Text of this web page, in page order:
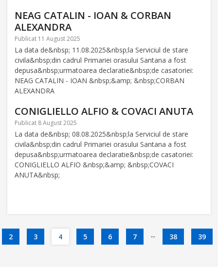
NEAG CATALIN - IOAN & CORBAN
ALEXANDRA
Publicat 11 August 2025
La data de&nbsp; 11.08.2025&nbsp;la Serviciul de stare
civila&nbsp;din cadrul Primariei orasului Santana a fost
depusa&nbsp;urmatoarea declaratie&nbsp;de casatoriei:
NEAG CATALIN - IOAN &nbsp;&amp; &nbsp;CORBAN
ALEXANDRA
CONIGLIELLO ALFIO & COVACI ANUTA
Publicat 8 August 2025
La data de&nbsp; 08.08.2025&nbsp;la Serviciul de stare
civila&nbsp;din cadrul Primariei orasului Santana a fost
depusa&nbsp;urmatoarea declaratie&nbsp;de casatoriei:
CONIGLIELLO ALFIO &nbsp;&amp; &nbsp;COVACI
ANUTA&nbsp;
2 3 4 5 6 7 ... 38 39